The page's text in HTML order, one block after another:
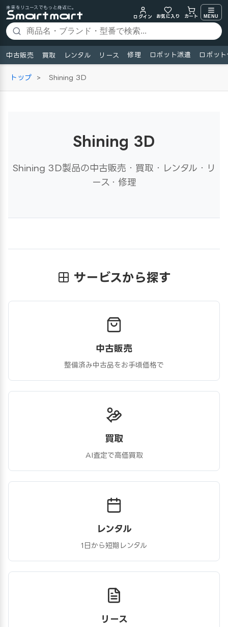
未来をリユースでもっと身近に。
ログイン
お気に入り カート MENU
中古販売 買取 レンタル リース 修理 ロボット派遣 ロボッ
トップ > Shining 3D
Shining 3D
Shining 3D製品の中古販売・買取・レンタル・リ
ース・修理
サービスから探す
中古販売
整備済み中古品をお手頃価格で
買取
AI査定で高価買取
レンタル
1日から短期レンタル
リース